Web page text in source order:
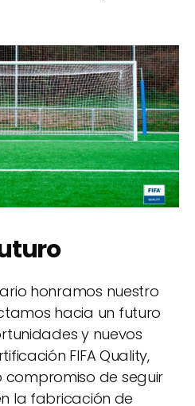
honramos nuestro
hacia un futuro
y nuevos
FIFA Quality,
de seguir
la fabricación de